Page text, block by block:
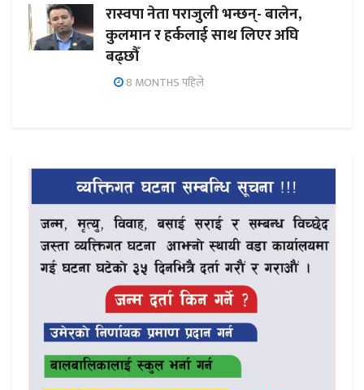
रास्वपा नेता पराजुली भन्छन्- बालेन,
कुलमान र हर्कलाई साथ लिएर अघि
बढ्छौँ
8 MONTHS पहिले